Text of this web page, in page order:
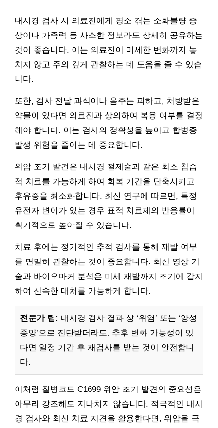
내시경 검사 시 의료진에게 평소 겪는 소화불량 증
상이나 가족력 등 사소한 정보라도 상세히 공유하는
것이 좋습니다. 이는 의료진이 미세한 변화까지 놓
치지 않고 주의 깊게 관찰하는 데 도움을 줄 수 있습
니다.
또한, 검사 전날 과식이나 음주는 피하고, 처방받은
약물이 있다면 의료진과 상의하여 복용 여부를 결정
해야 합니다. 이는 검사의 정확성을 높이고 합병증
발생 위험을 줄이는 데 중요합니다.
위암 조기 발견은 내시경 절제술과 같은 최소 침습
적 치료를 가능하게 하여 회복 기간을 단축시키고
후유증을 최소화합니다. 최신 연구에 따르면, 특정
유전자 변이가 있는 경우 표적 치료제의 반응률이
획기적으로 높아질 수 있습니다.
치료 후에는 정기적인 추적 검사를 통해 재발 여부
를 면밀히 관찰하는 것이 중요합니다. 최신 영상 기
술과 바이오마커 분석은 미세 재발까지 조기에 감지
하여 신속한 대처를 가능하게 합니다.
전문가 팁: 내시경 검사 결과 상 ‘위염’ 또는 ‘양성
종양’으로 진단받더라도, 추후 변화 가능성이 있
다면 일정 기간 후 재검사를 받는 것이 안전합니
다.
이처럼 질병코드 C1699 위암 조기 발견의 중요성은
아무리 강조해도 지나치지 않습니다. 적극적인 내시
경 검사와 최신 치료 지견을 활용한다면, 위암을 극